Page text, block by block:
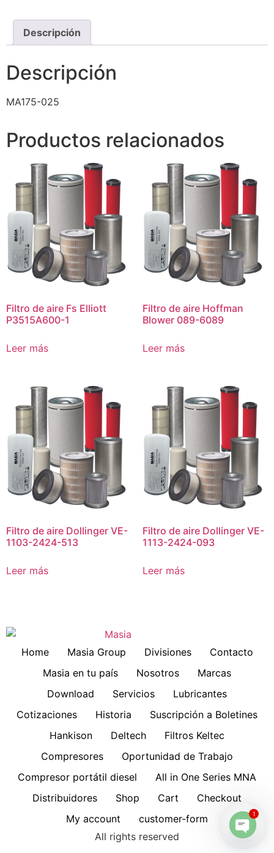
Descripción
Descripción
MA175-025
Productos relacionados
Filtro de aire Fs Elliott
P3515A600-1
Leer más
Filtro de aire Hoffman
Blower 089-6089
Leer más
Filtro de aire Dollinger VE-
1103-2424-513
Leer más
Filtro de aire Dollinger VE-
1113-2424-093
Leer más
Home Masia Group Divisiones
Contacto
Masia en tu país
Nosotros
Marcas
Download
Servicios
Lubricantes
Cotizaciones
Historia
Suscripción a Boletines
Hankison
Deltech
Filtros Keltec
Compresores
Oportunidad de Trabajo
Compresor portátil diesel
All in One Series MNA
Distribuidores
Shop Cart
Checkout
My account
customer-form
All rights reserved
1